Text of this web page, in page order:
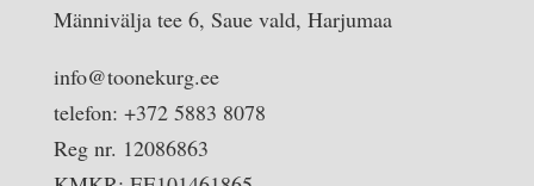
Männivälja tee 6, Saue vald, Harjumaa
info@toonekurg.ee
telefon: +372 5883 8078
Reg nr. 12086863